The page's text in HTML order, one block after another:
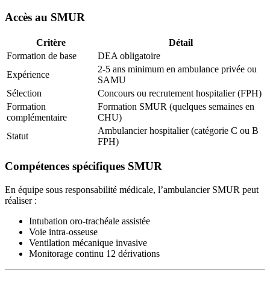
Accès au SMUR
Critère
Détail
Formation de base
DEA obligatoire
Expérience
2-5 ans minimum en ambulance privée ou
SAMU
Sélection
Concours ou recrutement hospitalier (FPH)
Formation
complémentaire
Formation SMUR (quelques semaines en
CHU)
Statut
Ambulancier hospitalier (catégorie C ou B
FPH)
Compétences spécifiques SMUR
En équipe sous responsabilité médicale, l’ambulancier SMUR peut
réaliser :
Intubation oro-trachéale assistée
Voie intra-osseuse
Ventilation mécanique invasive
Monitorage continu 12 dérivations